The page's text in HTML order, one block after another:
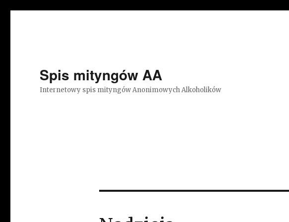
Spis mityngów AA
Internetowy spis mityngów Anonimowych Alkoholików